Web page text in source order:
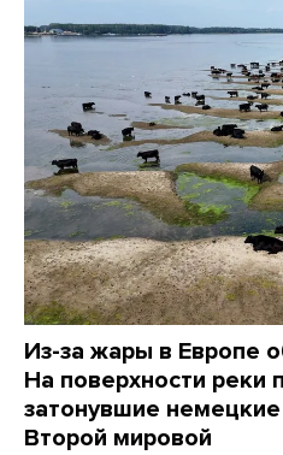
Из-за жары в Европе
На поверхности реки
затонувшие
Второй мировой